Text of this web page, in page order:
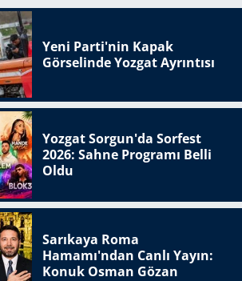
Yeni Parti'nin Kapak
Görselinde Yozgat Ayrıntısı
Yozgat Sorgun'da Sorfest
2026: Sahne Programı Belli
Oldu
Sarıkaya Roma
Hamamı'ndan Canlı Yayın:
Konuk Osman Gözan